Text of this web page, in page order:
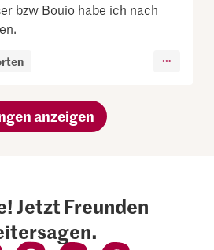
bzw Bouio habe ich nach
anzeigen
Jetzt Freunden